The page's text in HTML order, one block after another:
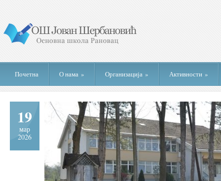
Почетна О нама » Организација » Активности »
19
мар
2026